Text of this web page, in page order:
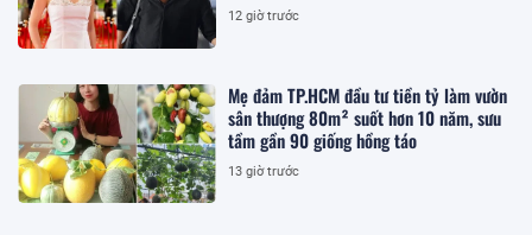
12 giờ trước
Mẹ đảm TP.HCM đầu tư tiền tỷ làm vườn
sân thượng 80m² suốt hơn 10 năm, sưu
tầm gần 90 giống hồng táo
13 giờ trước